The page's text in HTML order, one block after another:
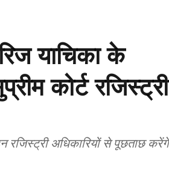
याचिका के
कोर्ट रजिस्ट्री
रजिस्ट्री अधिकारियों से पूछताछ करेंगे